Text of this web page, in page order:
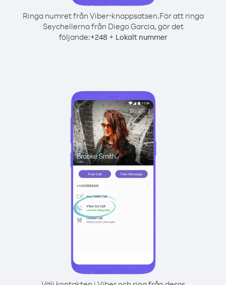
Ringa numret från Viber-knappsatsen.För att ringa
Seychellerna från Diego Garcia, gör det
följande:+248 + Lokalt nummer